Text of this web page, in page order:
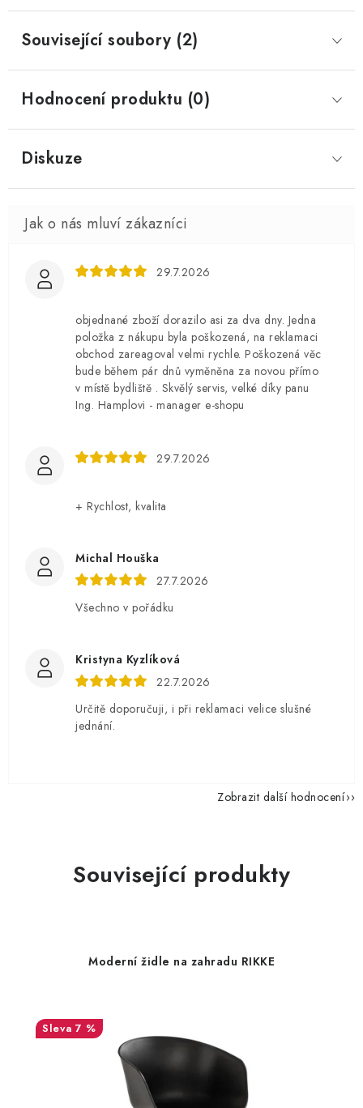
Související soubory (2)
Hodnocení produktu (0)
Diskuze
29.7.2026
objednané zboží dorazilo asi za dva dny. Jedna
položka z nákupu byla poškozená, na reklamaci
obchod zareagoval velmi rychle. Poškozená věc
bude během pár dnů vyměněna za novou přímo
v místě bydliště . Skvělý servis, velké díky panu
Ing. Hamplovi - manager e-shopu
29.7.2026
+ Rychlost, kvalita
Michal Houška
27.7.2026
Všechno v pořádku
Kristyna Kyzlíková
22.7.2026
Určitě doporučuji, i při reklamaci velice slušné
jednání.
Zobrazit další hodnocení
Související produkty
Moderní židle na zahradu RIKKE
7 %